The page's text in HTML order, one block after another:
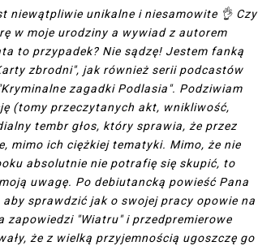
niewątpliwie unikalne i niesamowite 👌 Czy
w moje urodziny a wywiad z autorem
to przypadek? Nie sądzę! Jestem fanką
zbrodni", jak również serii podcastów
zagadki Podlasia". Podziwiam
(tomy przeczytanych akt, wnikliwość,
tembr głos, który sprawia, że przez
mimo ich ciężkiej tematyki. Mimo, że nie
absolutnie nie potrafię się skupić, to
uwagę. Po debiutancką powieść Pana
sprawdzić jak o swojej pracy opowie na
zapowiedzi "Wiatru" i przedpremierowe
że z wielką przyjemnością ugoszczę go